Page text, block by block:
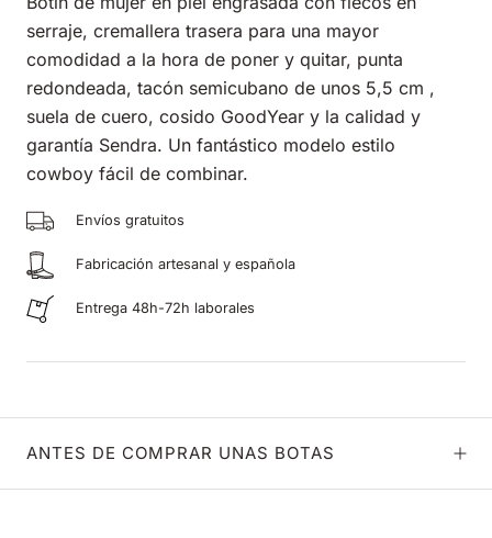
serraje, cremallera trasera para una mayor
comodidad a la hora de poner y quitar, punta
redondeada, tacón semicubano de unos 5,5 cm ,
suela de cuero, cosido GoodYear y la calidad y
garantía Sendra. Un fantástico modelo estilo
cowboy fácil de combinar.
Envíos gratuitos
Fabricación artesanal y española
Entrega 48h-72h laborales
ANTES DE COMPRAR UNAS BOTAS